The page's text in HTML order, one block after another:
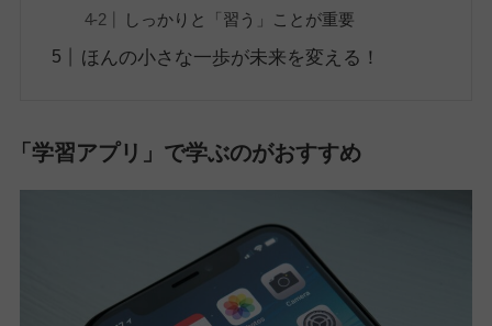
しっかりと「習う」ことが重要
ほんの小さな一歩が未来を変える！
「学習アプリ」で学ぶのがおすすめ